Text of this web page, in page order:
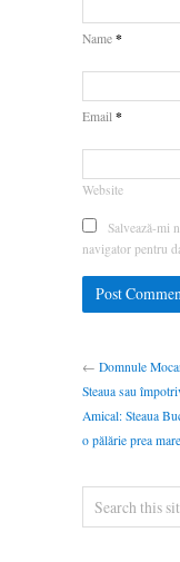
Name *
Email *
Website
Salvează-mi
navigator pentru
← Domnule
Steaua sau
Amical: Steaua
o pălărie prea mare